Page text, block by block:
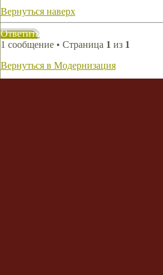
Вернуться наверх
Ответить
1 сообщение • Страница 1 из 1
Вернуться в Модернизация